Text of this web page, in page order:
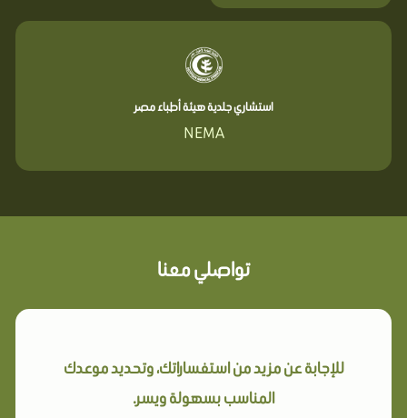
استشاري جلدية هيئة أطباء مصر
NEMA
تواصلي معنا
للإجابة عن مزيد من استفساراتك، وتحديد موعدك
المناسب بسهولة ويسر.